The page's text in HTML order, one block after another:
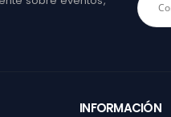
INFORMACIÓN